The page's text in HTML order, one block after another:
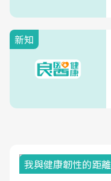
新知
我與健康韌性的距離